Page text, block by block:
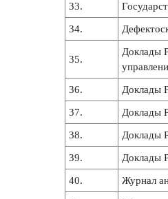
33.
34.
35.
Доклады
36. Доклады
37. Доклады
38. Доклады
39. Доклады
40. Журнал